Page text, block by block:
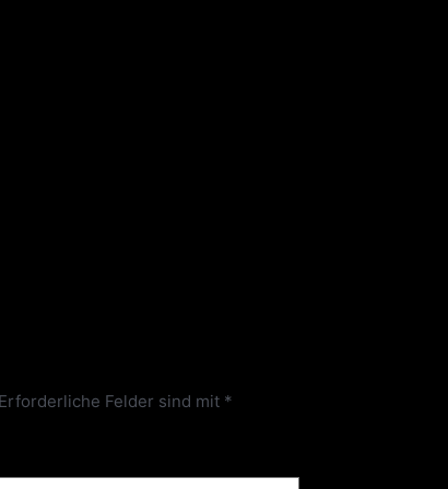
Erforderliche Felder sind mit *